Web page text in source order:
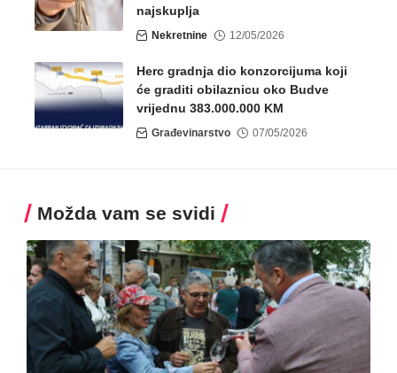
najskuplja
Nekretnine 12/05/2026
Herc gradnja dio konzorcijuma koji
će graditi obilaznicu oko Budve
vrijednu 383.000.000 KM
Građevinarstvo 07/05/2026
Možda vam se svidi